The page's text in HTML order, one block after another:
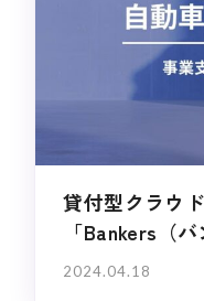
貸付型クラウ
「Bankers（
2024.04.18